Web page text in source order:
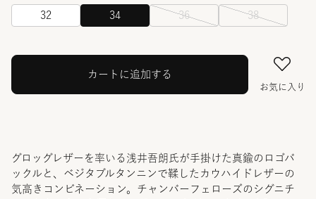
32 34 36 38
カートに追加する
お気に入り
グロッグレザーを率いる浅井吾朗氏が手掛けた真鍮のロゴバ
ックルと、ベジタブルタンニンで鞣したカウハイドレザーの
気高きコンビネーション。チャンバーフェローズのシグニチ